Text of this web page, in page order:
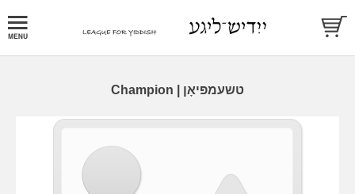
Champion | טשעמפּיאָן